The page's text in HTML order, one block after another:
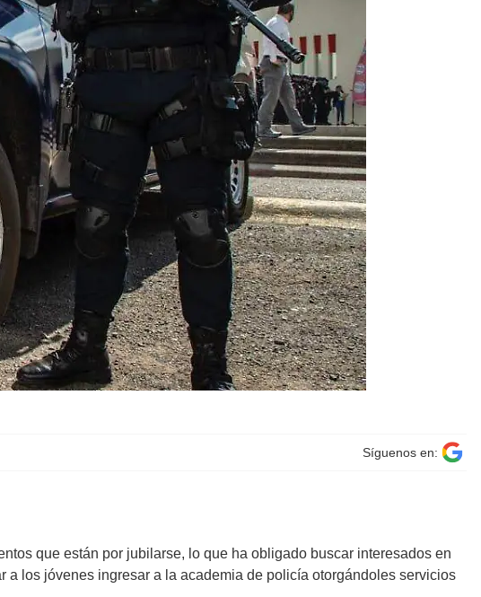
Síguenos en:
que están por jubilarse, lo que ha obligado buscar interesados en
a los jóvenes ingresar a la academia de policía otorgándoles servicios